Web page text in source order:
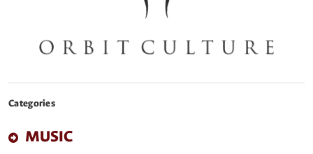
Categories
MUSIC